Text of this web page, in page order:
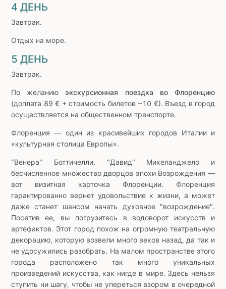
4 ДЕНЬ
Завтрак.
Отдых на море.
5 ДЕНЬ
Завтрак.
По желаниюэкскурсионная поездка во Флоренцию
(доплата 89 € + стоимость билетов ~10 €). Въезд в город
осуществляется на общественном транспорте.
Флоренция — один из красивейших городов Италии и
«культурная столица Европы».
"Венера" Боттичелли, "Давид" Микеланджело и
бесчисленное множество дворцов эпохи Возрождения —
вот визитная карточка Флоренции. Флоренция
гарантированно вернет удовольствие к жизни, а может
даже станет шансом начать духовное "возрождение".
Посетив ее, вы погрузитесь в водоворот искусств и
артефактов. Этот город похож на огромную театральную
декорацию, которую возвели много веков назад, да так и
не удосужились разобрать. На малом пространстве этого
города расположено так много уникальных
произведений искусства, как нигде в мире. Здесь нельзя
ступить ни шагу, чтобы не упереться взором в очередной